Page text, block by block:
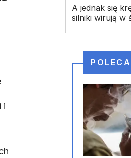
i
A jednak się
silniki wirują w